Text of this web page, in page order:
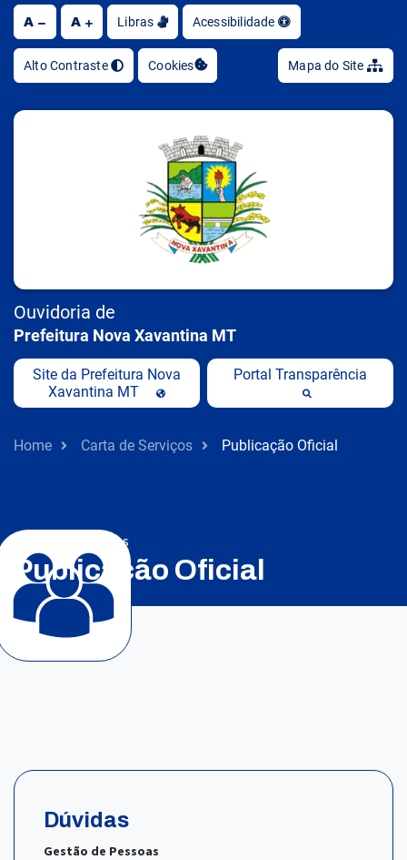
A A Libras Acessibilidade
Alto Contraste Cookies Mapa do Site
Ouvidoria de
Prefeitura Nova Xavantina MT
Site da Prefeitura Nova
Xavantina MT
Portal Transparência
Home Carta de Serviços Publicação Oficial
Gestão de Pessoas
Publicação Oficial
Dúvidas
Gestão de Pessoas